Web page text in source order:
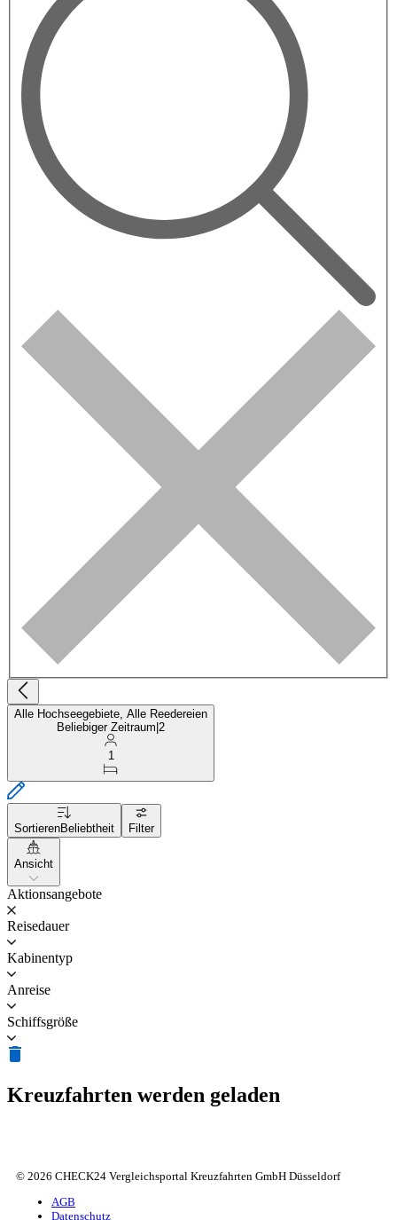
Alle Hochseegebiete, Alle Reedereien
Beliebiger Zeitraum 2
1
SortierenBeliebtheit Filter
Ansicht
Aktionsangebote
Reisedauer
Kabinentyp
Anreise
Schiffsgröße
Kreuzfahrten werden geladen
© 2026 CHECK24 Vergleichsportal Kreuzfahrten GmbH Düsseldorf
AGB
Datenschutz